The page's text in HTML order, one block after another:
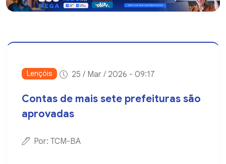
Lençóis 25 / Mar / 2026 - 09:17
Contas de mais sete prefeituras são
aprovadas
Por: TCM-BA